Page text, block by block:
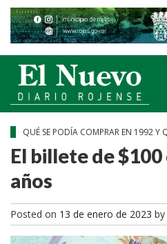
QUÉ SE PODÍA COMPRAR EN 1992 Y
El billete de
años
Posted on 13 de enero de 2023 by